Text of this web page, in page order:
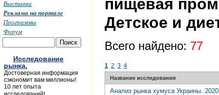
пищевая
Детское и
Всего найдено: 77
1 2 3 4
Название исследования
Анализ рынка хумуса Украины.
Выставки
Реклама на портале
Программы
Форум
Исследование
рынка.
Достоверная информация
сэкономит вам миллионы!
10 лет опыта